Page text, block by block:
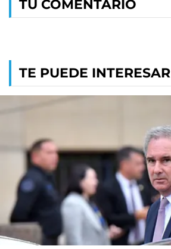
TU COMENTARIO
TE PUEDE INTERESAR